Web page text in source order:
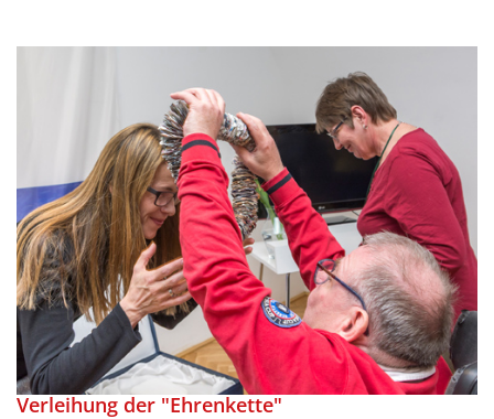
Verleihung der "Ehrenkette"